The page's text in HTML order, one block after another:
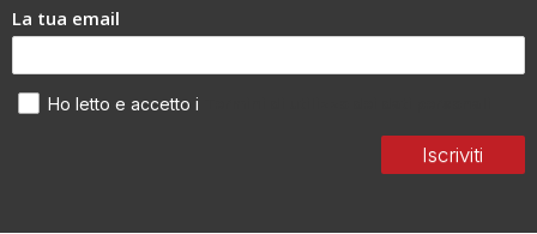
La tua email
Iscriviti
Ho letto e accetto i